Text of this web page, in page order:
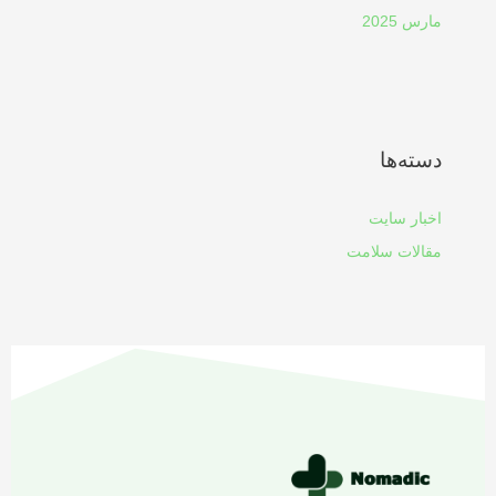
مارس 2025
دسته‌ها
اخبار سایت
مقالات سلامت